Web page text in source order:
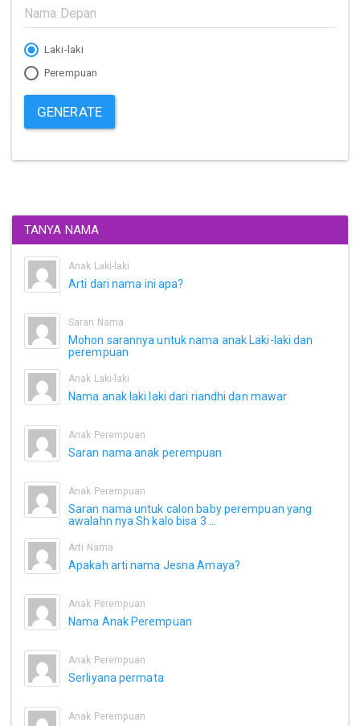
Laki-laki
Perempuan
GENERATE
TANYA NAMA
Anak Laki-laki
Arti dari nama ini apa?
Saran Nama
Mohon sarannya untuk nama anak Laki-laki dan
perempuan
Anak Laki-laki
Nama anak laki laki dari riandhi dan mawar
Anak Perempuan
Saran nama anak perempuan
Anak Perempuan
Saran nama untuk calon baby perempuan yang
awalahn nya Sh kalo bisa 3 ...
Arti Nama
Apakah arti nama Jesna Amaya?
Anak Perempuan
Nama Anak Perempuan
Anak Perempuan
Serliyana permata
Anak Perempuan